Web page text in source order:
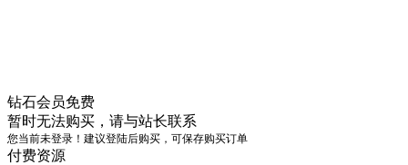
钻石会员免费
暂时无法购买，请与站长联系
您当前未登录！建议登陆后购买，可保存购买订单
付费资源